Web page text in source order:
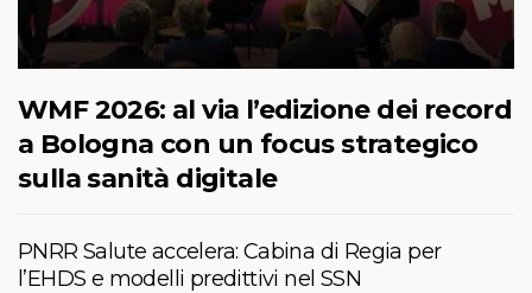
WMF 2026: al via l’edizione dei record
a Bologna con un focus strategico
sulla sanità digitale
PNRR Salute accelera: Cabina di Regia per
l’EHDS e modelli predittivi nel SSN